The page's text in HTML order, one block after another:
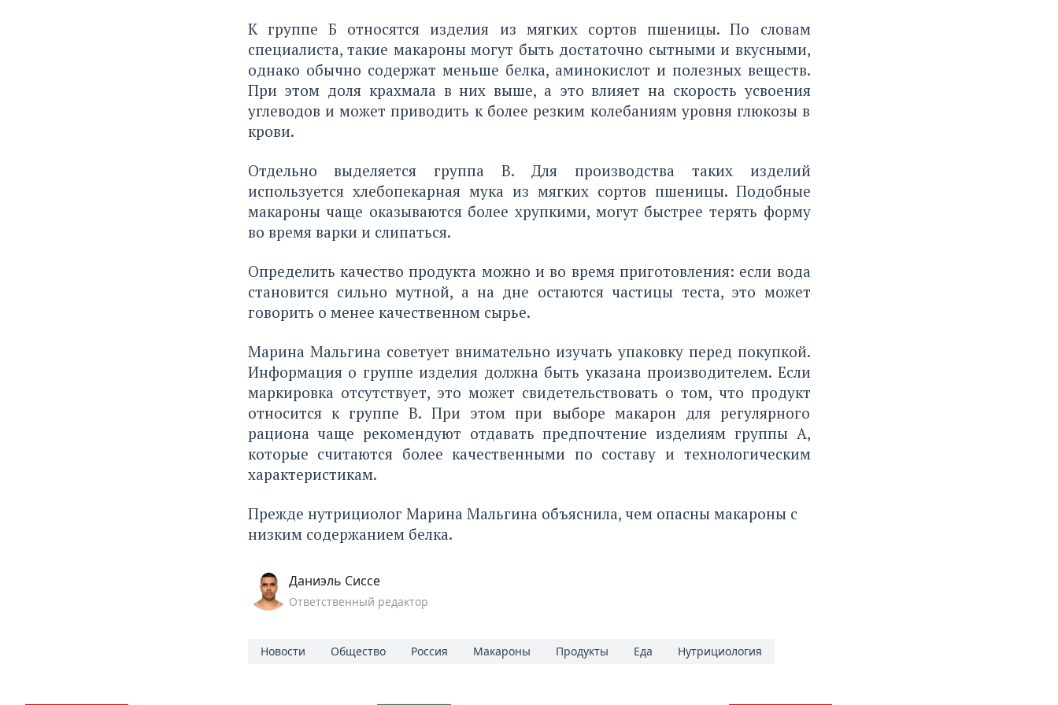
К группе Б относятся изделия из мягких сортов пшеницы. По словам
специалиста, такие макароны могут быть достаточно сытными и вкусными,
однако обычно содержат меньше белка, аминокислот и полезных веществ.
При этом доля крахмала в них выше, а это влияет на скорость усвоения
углеводов и может приводить к более резким колебаниям уровня глюкозы в
крови.
Отдельно выделяется группа В. Для производства таких изделий
используется хлебопекарная мука из мягких сортов пшеницы. Подобные
макароны чаще оказываются более хрупкими, могут быстрее терять форму
во время варки и слипаться.
Определить качество продукта можно и во время приготовления: если вода
становится сильно мутной, а на дне остаются частицы теста, это может
говорить о менее качественном сырье.
Марина Мальгина советует внимательно изучать упаковку перед покупкой.
Информация о группе изделия должна быть указана производителем. Если
маркировка отсутствует, это может свидетельствовать о том, что продукт
относится к группе В. При этом при выборе макарон для регулярного
рациона чаще рекомендуют отдавать предпочтение изделиям группы А,
которые считаются более качественными по составу и технологическим
характеристикам.
Прежде нутрициолог Марина Мальгина объяснила, чем опаснымакароны с
низким содержанием белка.
Даниэль Сиссе
Ответственный редактор
Новости Общество Россия Макароны Продукты Еда Нутрициология